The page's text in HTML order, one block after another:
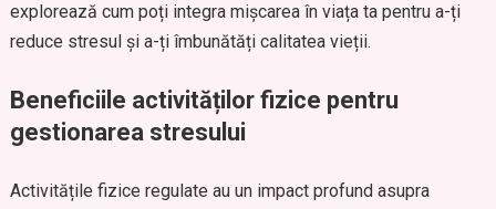
explorează cum poți integra mișcarea în viața ta pentru a-ți
reduce stresul și a-ți îmbunătăți calitatea vieții.
Beneficiile activităților fizice pentru
gestionarea stresului
Activitățile fizice regulate au un impact profund asupra